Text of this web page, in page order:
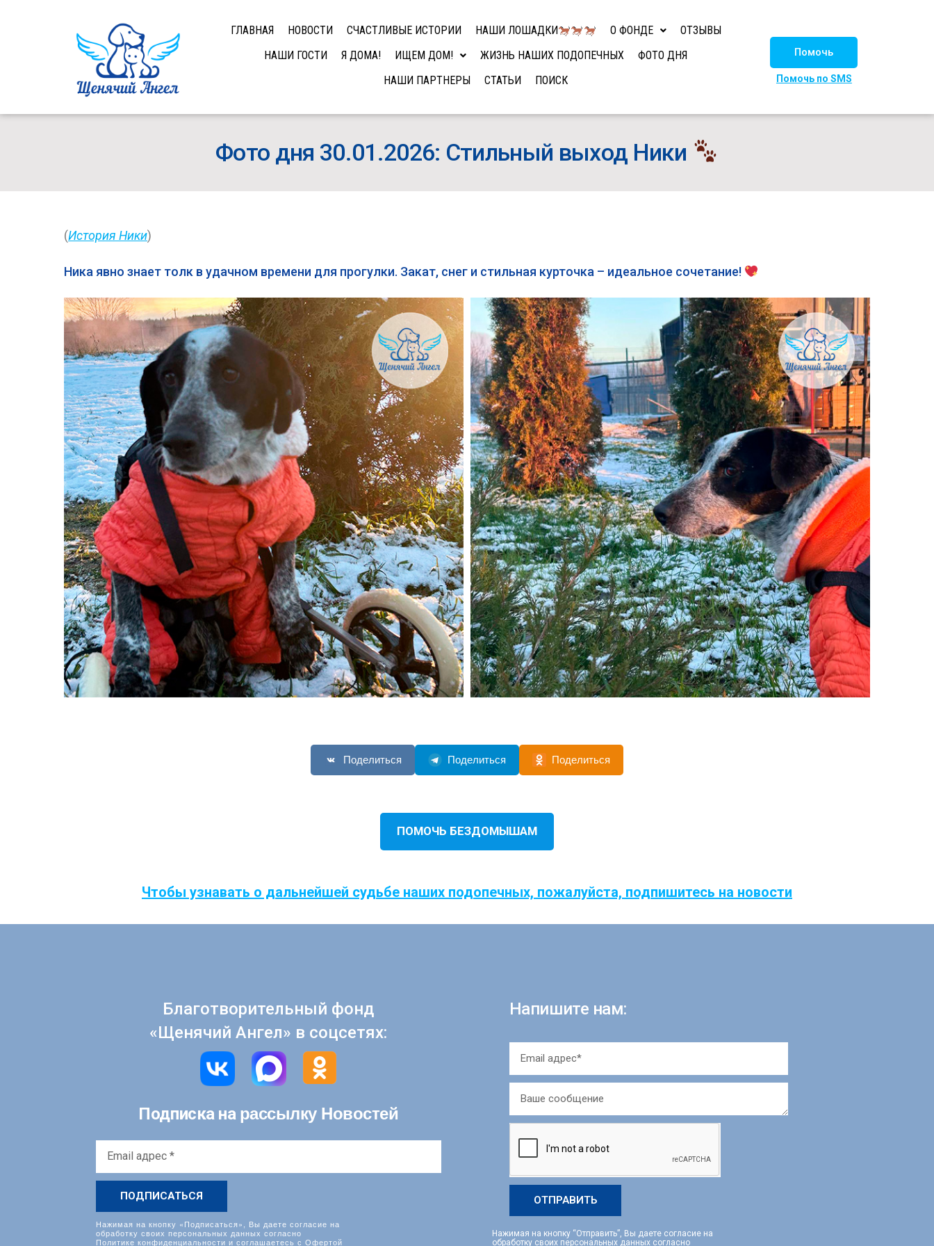
ГЛАВНАЯ НОВОСТИ СЧАСТЛИВЫЕ ИСТОРИИ НАШИ ЛОШАДКИ О ФОНДЕ
ОТЗЫВЫ
НАШИ ГОСТИ
Я ДОМА! ИЩЕМ ДОМ! ЖИЗНЬ НАШИХ ПОДОПЕЧНЫХ
ФОТО ДНЯ
НАШИ ПАРТНЕРЫ
СТАТЬИ ПОИСК
Помочь
Помочь по SMS
Фото дня 30.01.2026: Стильный выход Ники
(История Ники)
Ника явно знает толк в удачном времени для прогулки. Закат, снег и стильная курточка – идеальное сочетание!
Поделиться Поделиться Поделиться
ПОМОЧЬ БЕЗДОМЫШАМ
Чтобы узнавать о дальнейшей судьбе наших подопечных, пожалуйста, подпишитесь на новости
Благотворительный фонд
«Щенячий Ангел» в соцсетях:
Подписка на рассылку Новостей
Email
адрес
*
Нажимая на кнопку «Подписаться», Вы даете согласие на
обработку своих персональных данных согласно
Политике конфиденциальности и соглашаетесь с Офертой
Напишите нам:
ОТПРАВИТЬ
Нажимая на кнопку “Отправить”, Вы даете согласие на
обработку своих персональных данных согласно